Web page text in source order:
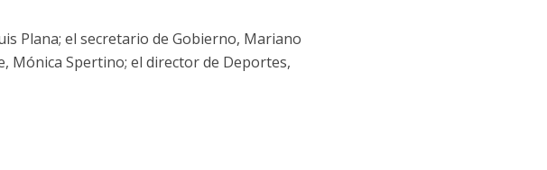
Plana; el secretario de Gobierno, Mariano
Mónica Spertino; el director de Deportes,